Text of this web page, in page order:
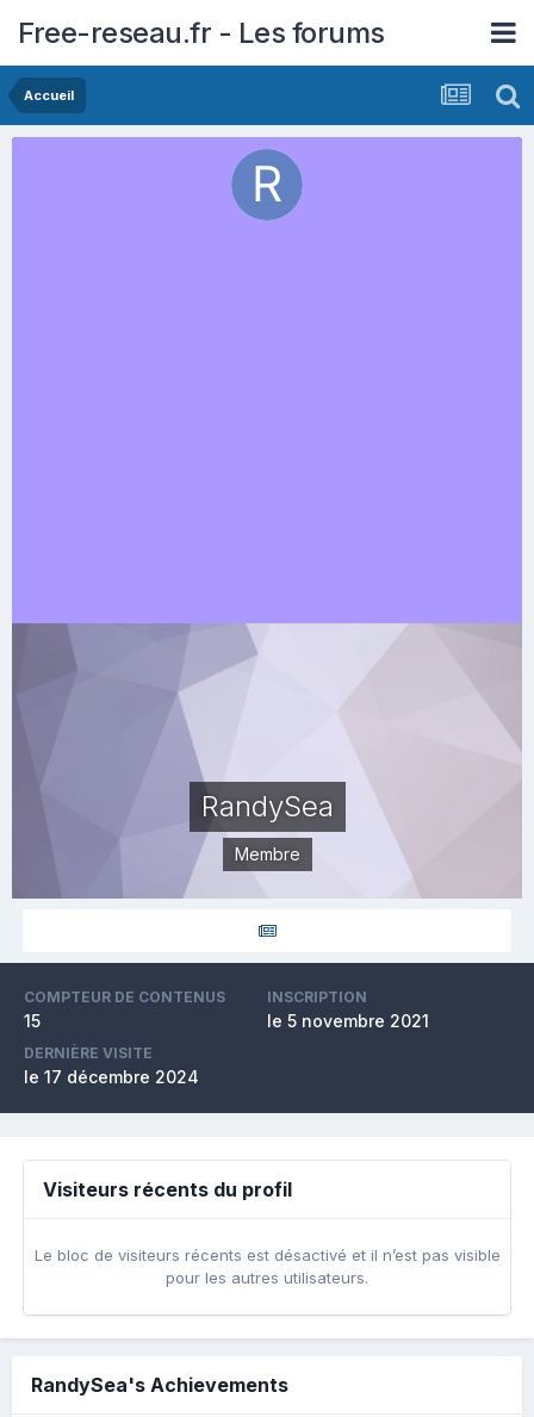
Free-reseau.fr - Les forums
Accueil
RandySea
Membre
COMPTEUR DE CONTENUS
15
INSCRIPTION
le 5 novembre 2021
DERNIÈRE VISITE
le 17 décembre 2024
Visiteurs récents du profil
Le bloc de visiteurs récents est désactivé et il n’est pas visible
pour les autres utilisateurs.
RandySea's Achievements